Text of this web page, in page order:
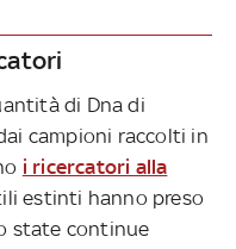
di Dna di
campioni raccolti in
i ricercatori alla
estinti hanno preso
state continue